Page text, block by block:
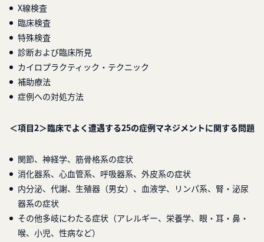
X線検査
臨床検査
特殊検査
診断および臨床所見
カイロプラクティック・テクニック
補助療法
症例への対処方法
＜項目2＞臨床でよく遭遇する25の症例マネジメントに関する問題
関節、神経学、筋骨格系の症状
消化器系、心血管系、呼吸器系、外皮系の症状
内分泌、代謝、生殖器（男女）、血液学、リンパ系、腎・泌尿
器系の症状
その他多岐にわたる症状（アレルギー、栄養学、眼・耳・鼻・
喉、小児、性病など）